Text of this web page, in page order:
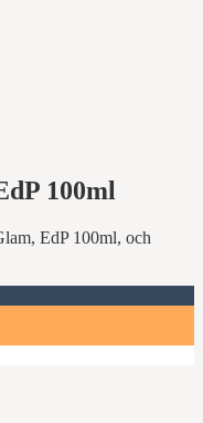
100ml
EdP 100ml, och